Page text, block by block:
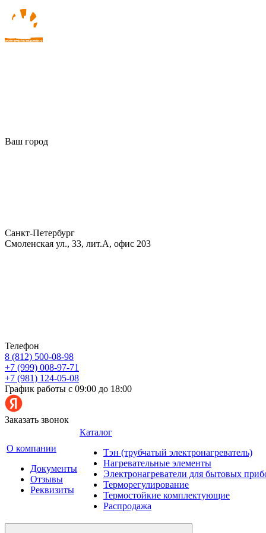
Ваш город
Санкт-Петербург
Смоленская ул., 33, лит.А, офис 203
Телефон
8 (812) 500-08-98
+7 (999) 008-97-71
+7 (981) 124-05-08
График работы с 09:00 до 18:00
Заказать звонок
О компании
Документы
Отзывы
Реквизиты
Каталог
Тэн (трубчатый электронагреватель)
Нагревательные элементы
Электронагреватели для бытовых
Терморегулирование
Термостойкие комплектующие
Распродажа